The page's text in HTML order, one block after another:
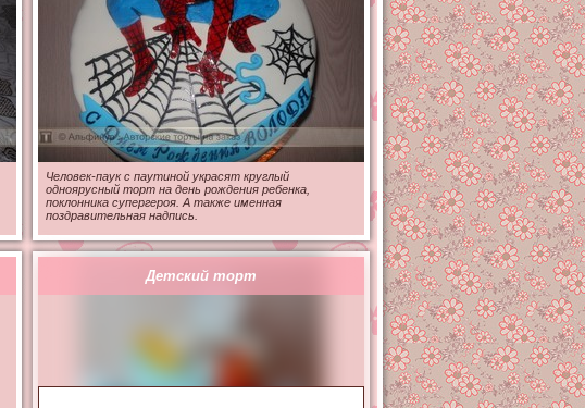
Человек-паук с паутиной украсят круглый
одноярусный торт на день рождения ребенка,
поклонника супергероя. А также именная
поздравительная надпись.
Детский торт